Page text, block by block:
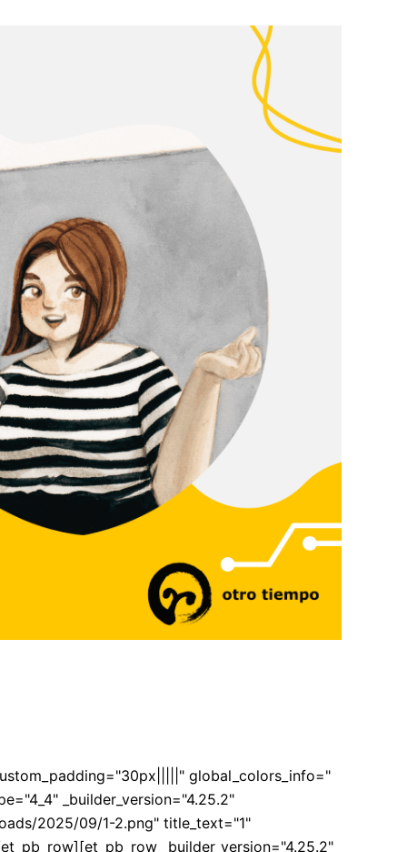
global_colors_info="
_builder_version="4.25.2"
2025/09/1-2.png" title_text="1"
_builder_version="4.25.2"